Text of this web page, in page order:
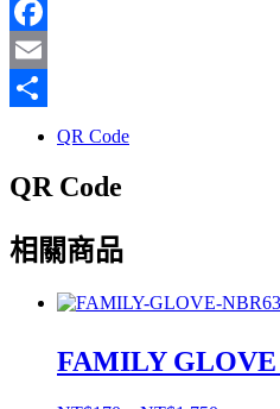
Line
Facebook
Email
QR Code
QR Code
相關商品
FAMILY GLOVE